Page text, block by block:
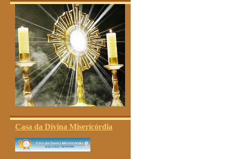
Casa da Divina Misericórdia